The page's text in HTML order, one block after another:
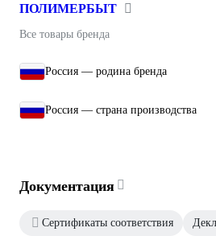
ПОЛИМЕРБЫТ
Все товары бренда
Россия — родина бренда
Россия — страна производства
Документация
Сертификаты соответствия